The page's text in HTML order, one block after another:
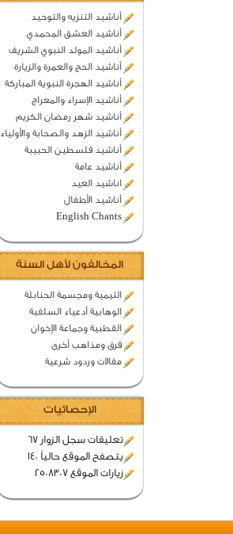
أناشيد التنزيه والتوحيد
أناشيد العشق المحمدي
أناشيد المولد النبوي الشريف
أناشيد الحج والعمرة والزيارة
أناشيد الهجرة النبوية المباركة
أناشيد الإسراء والمعراج
أناشيد شهر رمضان الكريم
أناشيد الزهد والصحابة والأولياء
أناشيد فلسطين الحبيبة
أناشيد عامة
اناشيد العيد
أناشيد الأطفال
English Chants
المخالفون لأهل السنة
التيمية ومجسمة الحنابلة
الوهابية أدعياء السلفية
القطبية وجماعة الإخوان
فرق ومذاهب أخرى
مقالات وردود شرعية
الإحصائيات
تعليقات سجل الزوار 67
يتصفح الموقع حالياً 140
زيارات الموقع 2508307